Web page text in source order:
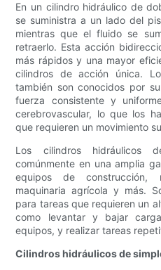
En un cilindro hidráulico de
se suministra a un lado del
mientras que el fluido se
retraerlo. Esta acción
más rápidos y una mayor
cilindros de acción única.
también son conocidos por
fuerza consistente y
cerebrovascular, lo que los
que requieren un movimiento
Los cilindros hidráulicos
comúnmente en una amplia
equipos de construcción,
maquinaria agrícola y más.
para tareas que requieren un
como levantar y bajar
equipos, y realizar tareas
Cilindros hidráulicos de